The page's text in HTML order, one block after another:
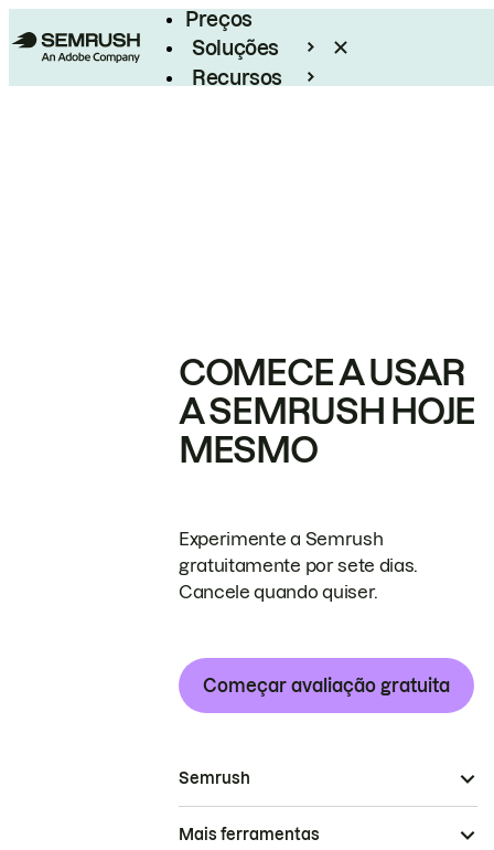
Preços
Soluções
Recursos
COMECE A USAR
A SEMRUSH HOJE
MESMO
Experimente a Semrush
gratuitamente por sete dias.
Cancele quando quiser.
Começar avaliação gratuita
Semrush
Mais ferramentas